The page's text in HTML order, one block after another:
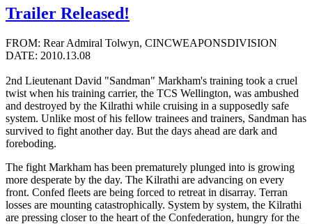
Trailer Released!
FROM: Rear Admiral Tolwyn, CINCWEAPONSDIVISION
DATE: 2010.13.08
2nd Lieutenant David "Sandman" Markham's training took a cruel
twist when his training carrier, the TCS Wellington, was ambushed
and destroyed by the Kilrathi while cruising in a supposedly safe
system. Unlike most of his fellow trainees and trainers, Sandman has
survived to fight another day. But the days ahead are dark and
foreboding.
The fight Markham has been prematurely plunged into is growing
more desperate by the day. The Kilrathi are advancing on every
front. Confed fleets are being forced to retreat in disarray. Terran
losses are mounting catastrophically. System by system, the Kilrathi
are pressing closer to the heart of the Confederation, hungry for the